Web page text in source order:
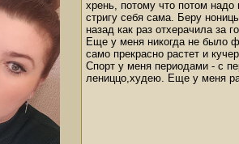
хрень, потому что потом
стригу себя сама. Беру
назад как раз отхерачила за
Еще у меня никогда не было
само прекрасно растет и
Спорт у меня периодами - с
лениццо,худею. Еще у меня